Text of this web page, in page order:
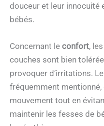
douceur et leur innocuité
bébés.
Concernant le confort,
couches sont bien
provoquer d’irritations.
fréquemment
mouvement tout en
maintenir les fesses de